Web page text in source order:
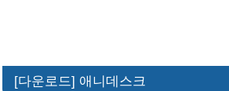
[다운로드] 애니데스크